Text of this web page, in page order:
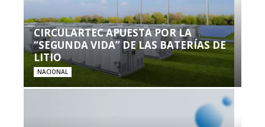
CIRCULARTEC APUESTA POR LA
“SEGUNDA VIDA” DE LAS BATERÍAS DE
LITIO
NACIONAL